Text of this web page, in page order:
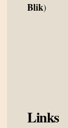
Blik)
Links